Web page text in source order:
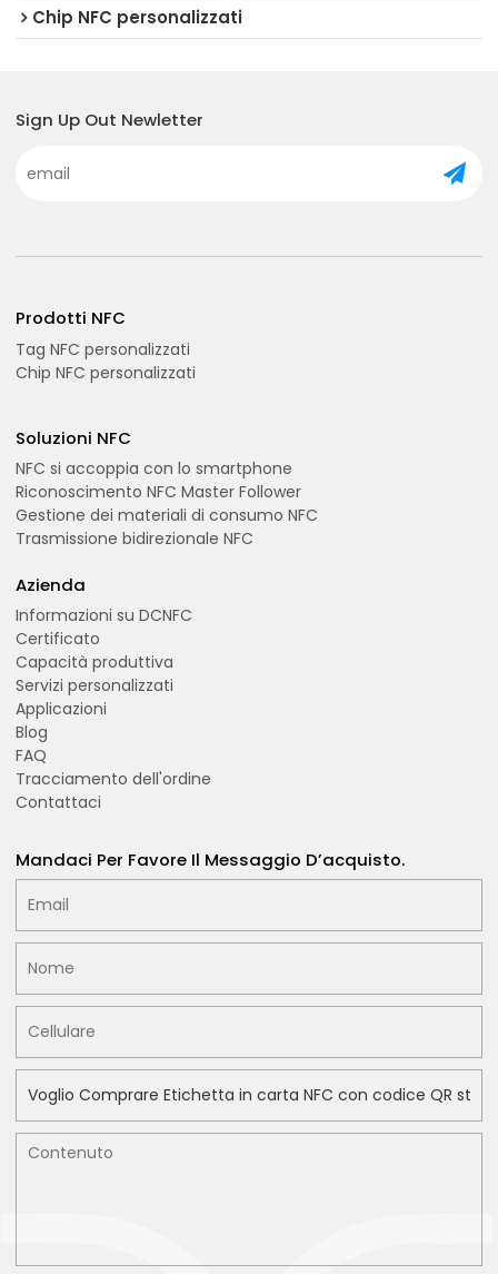
Chip NFC personalizzati
Sign Up Out Newletter
Prodotti NFC
Tag NFC personalizzati
Chip NFC personalizzati
Soluzioni NFC
NFC si accoppia con lo smartphone
Riconoscimento NFC Master Follower
Gestione dei materiali di consumo NFC
Trasmissione bidirezionale NFC
Azienda
Informazioni su DCNFC
Certificato
Capacità produttiva
Servizi personalizzati
Applicazioni
Blog
FAQ
Tracciamento dell'ordine
Contattaci
Mandaci Per Favore Il Messaggio D’acquisto.